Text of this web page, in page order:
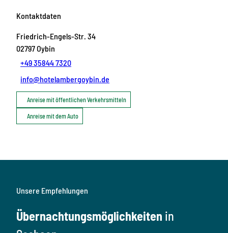
Kontaktdaten
Friedrich-Engels-Str. 34
02797Oybin
+49 35844 7320
info@hotelambergoybin.de
Anreise mit öffentlichen Verkehrsmitteln
Anreise mit dem Auto
Unsere Empfehlungen
Übernachtungsmöglichkeiten in